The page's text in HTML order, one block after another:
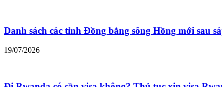
Danh sách các tỉnh Đồng bằng sông Hồng mới sau
19/07/2026